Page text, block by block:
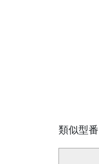
類似型番